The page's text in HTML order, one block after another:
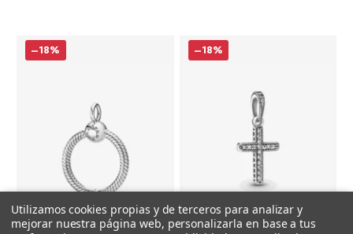
–18%
+ Añadir al carrito
–18%
+ Añadir al carrito
Utilizamos cookies propias y de terceros para analizar y
mejorar nuestra página web, personalizarla en base a tus